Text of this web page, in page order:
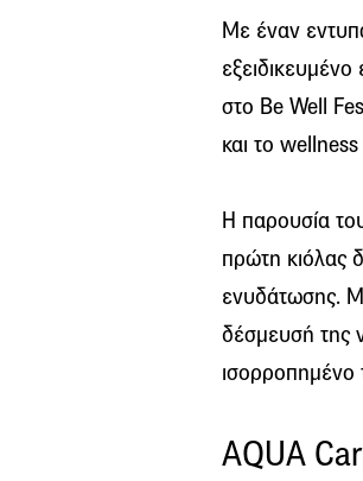
Με έναν
εξειδικευμένο
στο Be Well
και το
Η παρουσία
πρώτη κιόλας
ενυδάτωσης.
δέσμευσή της
AQUA